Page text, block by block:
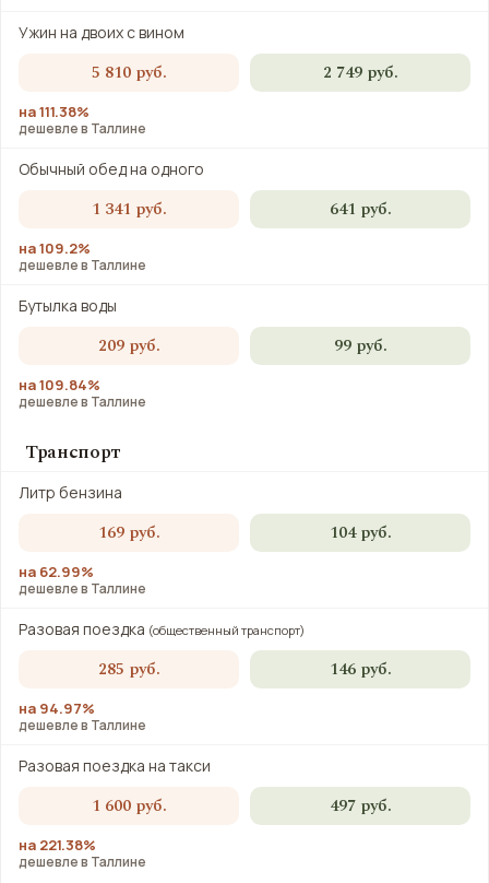
Ужин на двоих с вином
5 810 руб. 2 749 руб.
на 111.38%
дешевле в Таллине
Обычный обед на одного
1 341 руб. 641 руб.
на 109.2%
дешевле в Таллине
Бутылка воды
209 руб. 99 руб.
на 109.84%
дешевле в Таллине
Транспорт
Литр бензина
169 руб. 104 руб.
на 62.99%
дешевле в Таллине
Разовая поездка (общественный транспорт)
285 руб. 146 руб.
на 94.97%
дешевле в Таллине
Разовая поездка на такси
1 600 руб. 497 руб.
на 221.38%
дешевле в Таллине